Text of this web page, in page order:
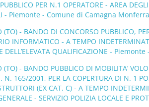
PER N.1 OPERATORE - AREA
- Piemonte - Comune di Camagna
- BANDO DI CONCORSO PUBBLICO,
INFORMATICO - A TEMPO
DELL’ELEVATA QUALIFICAZIONE -
- BANDO PUBBLICO DI MOBILITA’
N. 165/2001, PER LA COPERTURA DI N. 1
(EX CAT. C) - A TEMPO
- SERVIZIO POLIZIA LOCALE E